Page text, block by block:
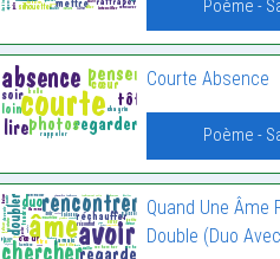
Poème -
Courte Absence
Poème -
Quand Une Âme
Double (Duo